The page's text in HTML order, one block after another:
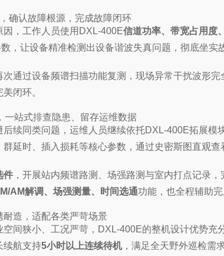
确认故障根源，完成故障闭环
因，工作人员使用DXL-400E信道功率、带宽占用度
，让设备精准检测出设备谐波失真问题，彻底坐实
通过设备频谱扫描功能复测，现场异常干扰波形
闭环。
一站式排查隐患、留存运维数据
续同类问题，运维人员继续依托DXL-400E拓展模
群延时、插入损耗等核心参数，通过史密斯图直观
件 ，开展站内频谱路测、场强路测与室内打点记录
AM解调、场强测量、时间选通功能，也全程辅助
耐造，适配各类严苛场景
空间狭小、工况严苛，DXL-400E的整机设计优势
续航支持5小时以上连续待机，满足全天野外巡检需求